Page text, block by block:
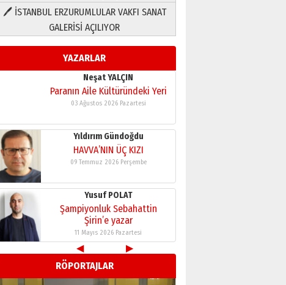
🖊 İSTANBUL ERZURUMLULAR VAKFI SANAT
GALERİSİ AÇILIYOR
YAZARLAR
Yusuf POLAT
Şampiyonluk Sebahattin
Şirin’e yazar
11 Mayıs 2026 Pazartesi
Neşat YALÇIN
Paranın Aile Kültüründeki Yeri
03 Ağustos 2026 Pazartesi
Yıldırım Gündoğdu
HAVVA’NIN ÜÇ KIZI
09 Temmuz 2026 Perşembe
Yusuf POLAT
Şampiyonluk Sebahattin
Şirin’e yazar
11 Mayıs 2026 Pazartesi
Neşat YALÇIN
Paranın Aile Kültüründeki Yeri
03 Ağustos 2026 Pazartesi
◀
▶
RÖPORTAJLAR